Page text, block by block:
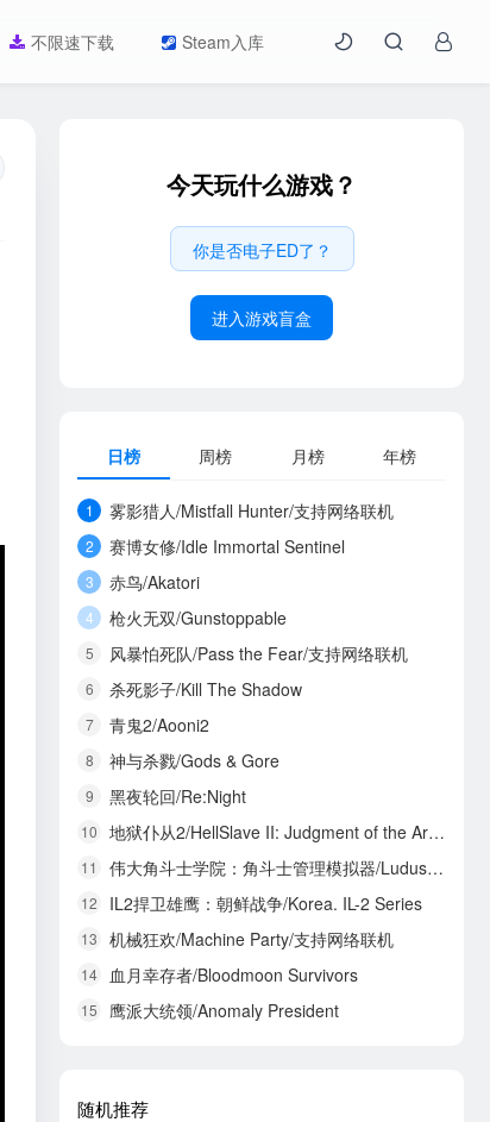
不限速下载 Steam入库
今天玩什么游戏？
你是否电子ED了？
进入游戏盲盒
日榜 周榜 月榜 年榜
1 雾影猎人/Mistfall Hunter/支持网络联机
2 赛博女修/Idle Immortal Sentinel
3 赤鸟/Akatori
4 枪火无双/Gunstoppable
5 风暴怕死队/Pass the Fear/支持网络联机
6 杀死影子/Kill The Shadow
7 青鬼2/Aooni2
8 神与杀戮/Gods & Gore
9 黑夜轮回/Re:Night
10 地狱仆从2/HellSlave II: Judgment of the Archon
11 伟大角斗士学院：角斗士管理模拟器/Ludus Magnatus: Gladiator Manager Simulator
12 IL2捍卫雄鹰：朝鲜战争/Korea. IL-2 Series
13 机械狂欢/Machine Party/支持网络联机
14 血月幸存者/Bloodmoon Survivors
15 鹰派大统领/Anomaly President
随机推荐